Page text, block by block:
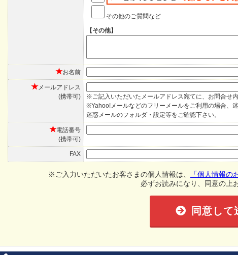
その他のご質問など
【その他】
★お名前
★メールアドレス
(携帯可)
※ご記入いただいたメールアドレス宛てに、お問合せ
※Yahoo!メールなどのフリーメールをご利用の場合、
迷惑メールのフォルダ・設定等をご確認下さい。
★電話番号
(携帯可)
FAX
※ご入力いただいたお客さまの個人情報は、 「個人情報の
必ずお読みになり、同意の上
同意して